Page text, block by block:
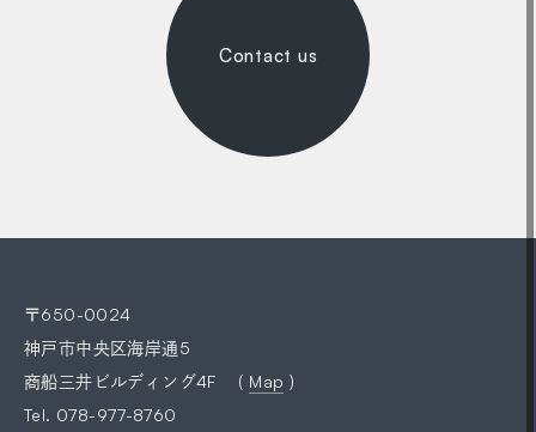
Contact us
〒650-0024
神戸市中央区海岸通5
商船三井ビルディング4F ( Map )
Tel. 078-977-8760